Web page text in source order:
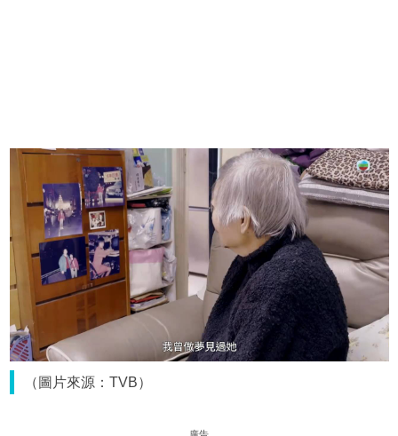
（圖片來源：TVB）